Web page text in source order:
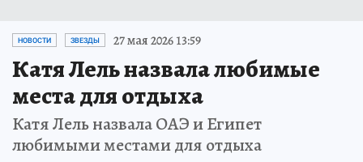
НОВОСТИ ЗВЕЗДЫ 27 мая 2026 13:59
Катя Лель назвала любимые
места для отдыха
Катя Лель назвала ОАЭ и Египет
любимыми местами для отдыха